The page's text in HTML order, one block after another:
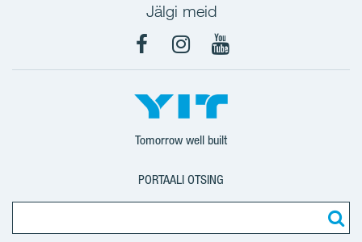
Jälgi meid
FacebookInstagram
YouTube
Tomorrow well built
PORTAALI OTSING